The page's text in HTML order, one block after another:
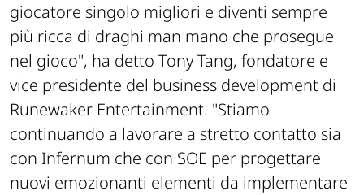
giocatore singolo migliori e diventi sempre
più ricca di draghi man mano che prosegue
nel gioco", ha detto Tony Tang, fondatore e
vice presidente del business development di
Runewaker Entertainment. "Stiamo
continuando a lavorare a stretto contatto sia
con Infernum che con SOE per progettare
nuovi emozionanti elementi da implementare